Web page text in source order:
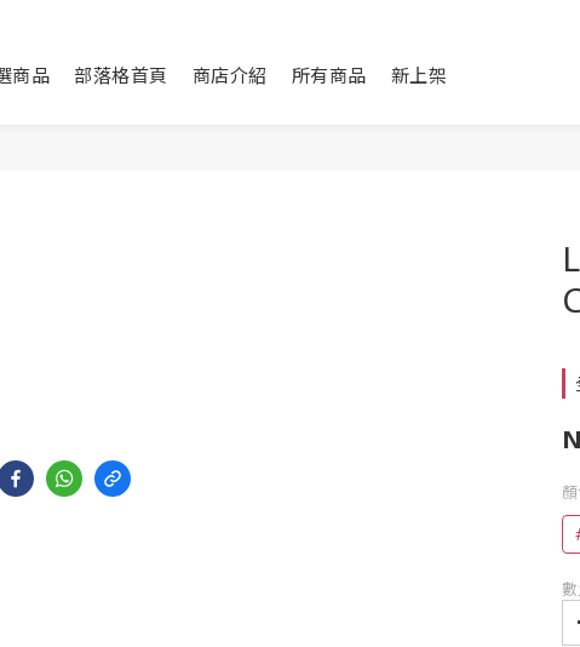
商品 部落格首頁 商店介紹 所有商品 新上架